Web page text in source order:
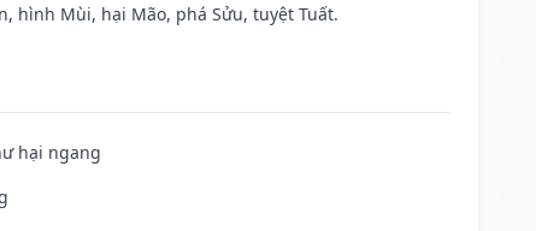
hình Mùi, hại Mão, phá Sửu, tuyệt Tuất.
hại ngang